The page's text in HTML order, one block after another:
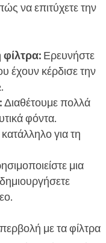
να επιτύχετε την
Ερευνήστε
έχουν κέρδισε την
Διαθέτουμε πολλά
φόντα.
για τη
μια
με τα φίλτρα